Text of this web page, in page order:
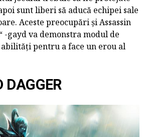
sunt liberi să aducă echipei sale
Aceste preocupări și Assassin
-gayd va demonstra modul de
pentru a face un erou al
DAGGER